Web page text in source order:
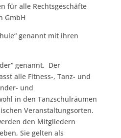
für alle Rechtsgeschäfte
GmbH
genannt mit ihren
genannt. Der
alle Fitness-, Tanz- und
und
in den Tanzschulräumen
Veranstaltungsorten.
den Mitgliedern
Sie gelten als